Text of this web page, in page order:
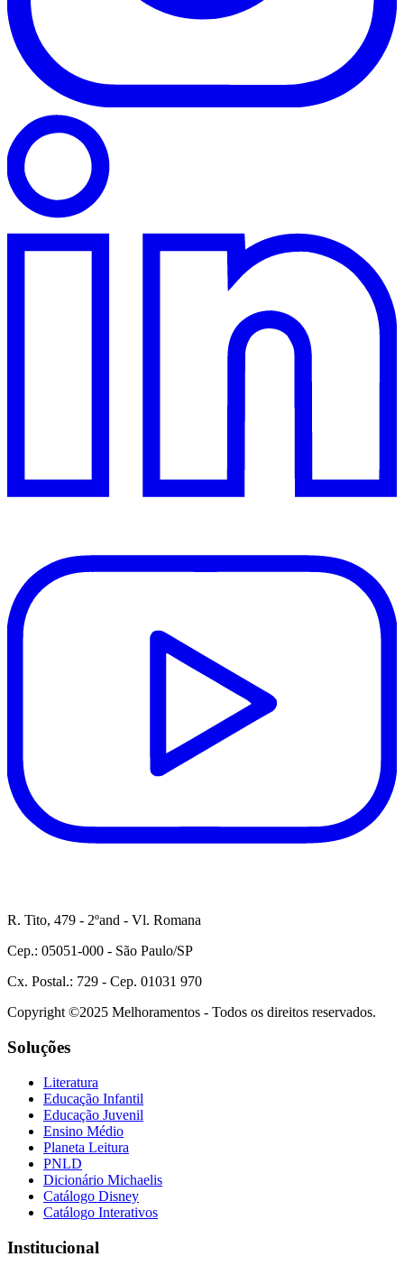
R. Tito, 479 - 2ºand - Vl. Romana
Cep.: 05051-000 - São Paulo/SP
Cx. Postal.: 729 - Cep. 01031 970
Copyright ©2025 Melhoramentos - Todos os direitos reservados.
Soluções
Literatura
Educação Infantil
Educação Juvenil
Ensino Médio
Planeta Leitura
PNLD
Dicionário Michaelis
Catálogo Disney
Catálogo Interativos
Institucional